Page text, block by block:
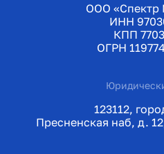
ООО «Спектр
ИНН
КПП
ОГРН
123112,
Пресненская наб, д.